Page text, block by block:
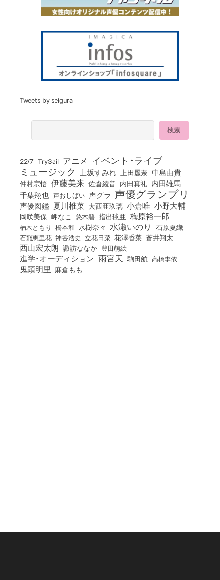
Tweets by seigura
22/7 TrySail アニメ イベント・ライブ
ミュージック 上坂すみれ 上田麗奈 中島由貴
仲村宗悟 伊藤美来 佐倉綾音 内田真礼 内田雄馬
千葉翔也 声おしばい 声グラ 声優グランプリ
声優図鑑 夏川椎菜 大西亜玖璃 小倉唯 小野大輔
岡咲美保 岬なこ 悠木碧 指出毬亜 梅原裕一郎
楠木ともり 橋本和 水樹奈々 水瀬いのり 石原夏織
石飛恵里花 神谷浩史 立花日菜 花澤香菜 蒼井翔太
西山宏太朗 諏訪ななか 豊田萌絵
進学・オーディション 雨宮天 駒田航 高橋李依
鬼頭明里 麻倉もも